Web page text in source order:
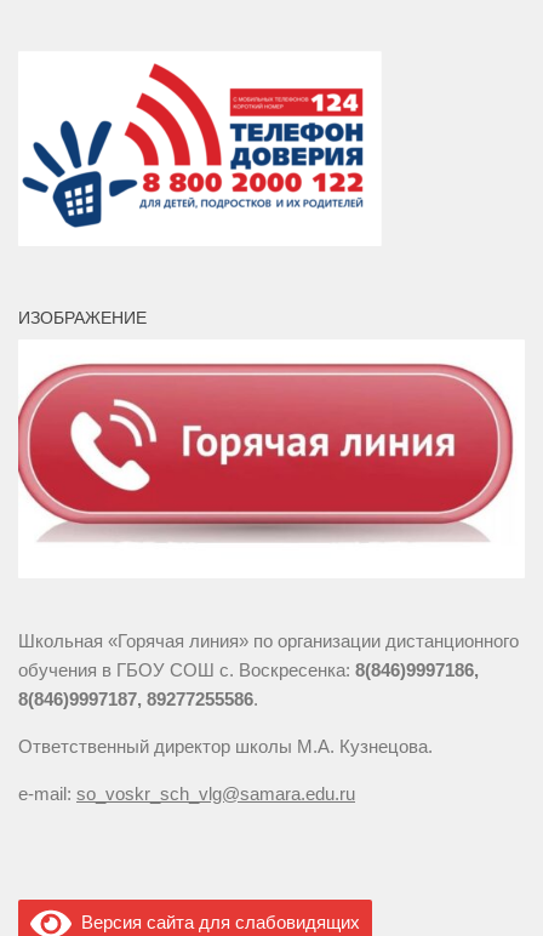
ИЗОБРАЖЕНИЕ
Школьная «Горячая линия» по организации дистанционного
обучения в ГБОУ СОШ с. Воскресенка: 8(846)9997186,
8(846)9997187, 89277255586.
Ответственный директор школы М.А. Кузнецова.
e-mail: so_voskr_sch_vlg@samara.edu.ru
Версия сайта для слабовидящих